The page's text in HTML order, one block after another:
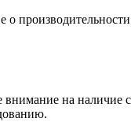
о
внимание на наличие